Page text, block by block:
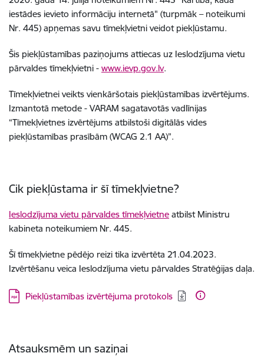
iestādes ievieto informāciju internetā" (turpmāk – noteikumi
Nr. 445) apņemas savu tīmekļvietni veidot piekļūstamu.
Šis piekļūstamības paziņojums attiecas uz Ieslodzījuma vietu
pārvaldes tīmekļvietni - www.ievp.gov.lv.
Tīmekļvietnei veikts vienkāršotais piekļūstamības izvērtējums.
Izmantotā metode - VARAM sagatavotās vadlīnijas
“Tīmekļvietnes izvērtējums atbilstoši digitālās vides
piekļūstamības prasībām (WCAG 2.1 AA)”.
Cik piekļūstama ir šī tīmekļvietne?
Ieslodzījuma vietu pārvaldes tīmekļvietne atbilst Ministru
kabineta noteikumiem Nr. 445.
Šī tīmekļvietne pēdējo reizi tika izvērtēta 21.04.2023.
Izvērtēšanu veica Ieslodzījuma vietu pārvaldes Stratēģijas daļa.
Lejupielādēt:
Piekļūstamības izvērtējuma protokols
Atsauksmēm un saziņai